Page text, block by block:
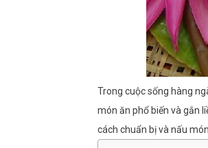
Trong cuộc sống hàng
món ăn phổ biến và gắn
cách chuẩn bị và nấu